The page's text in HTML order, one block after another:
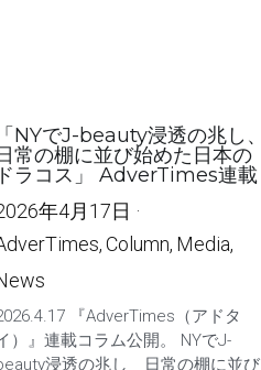
「NYでJ-beauty浸透の兆し、
常の棚に並び始めた日本の
ドラコス」 AdverTimes連載
年4月17日 ·
Column, Media,
『AdverTimes（アドタ
）』連載コラム公開。 NYでJ-
浸透の兆し 日常の棚に並び